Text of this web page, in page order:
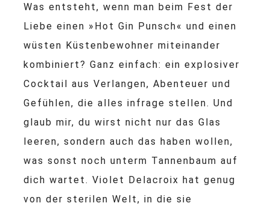
Was entsteht, wenn man beim Fest der
Liebe einen »Hot Gin Punsch« und einen
wüsten Küstenbewohner miteinander
kombiniert? Ganz einfach: ein explosiver
Cocktail aus Verlangen, Abenteuer und
Gefühlen, die alles infrage stellen. Und
glaub mir, du wirst nicht nur das Glas
leeren, sondern auch das haben wollen,
was sonst noch unterm Tannenbaum auf
dich wartet. Violet Delacroix hat genug
von der sterilen Welt, in die sie